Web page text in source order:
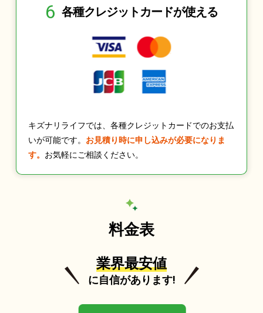
6 各種クレジットカードが使える
キズナリライフでは、各種クレジットカードでのお支払
いが可能です。 お見積り時に申し込みが必要になりま
す。 お気軽にご相談ください。
料金表
業界最安値
に自信があります!